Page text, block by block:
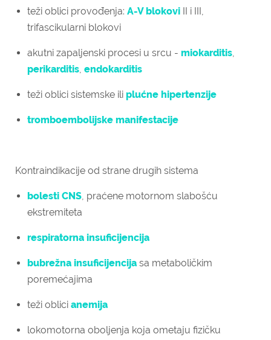
teži oblici provođenja: A-V blokovi II i III,
trifascikularni blokovi
akutni zapaljenski procesi u srcu - miokarditis,
perikarditis, endokarditis
teži oblici sistemske ili plućne hipertenzije
tromboembolijske manifestacije
Kontraindikacije od strane drugih sistema
bolesti CNS, praćene motornom slabošću
ekstremiteta
respiratorna insuficijencija
bubrežna insuficijencija sa metaboličkim
poremećajima
teži oblici anemija
lokomotorna oboljenja koja ometaju fizičku